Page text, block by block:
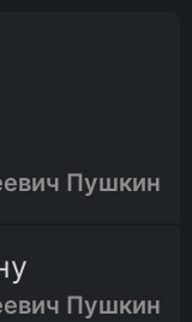
Пушкин
Пушкин